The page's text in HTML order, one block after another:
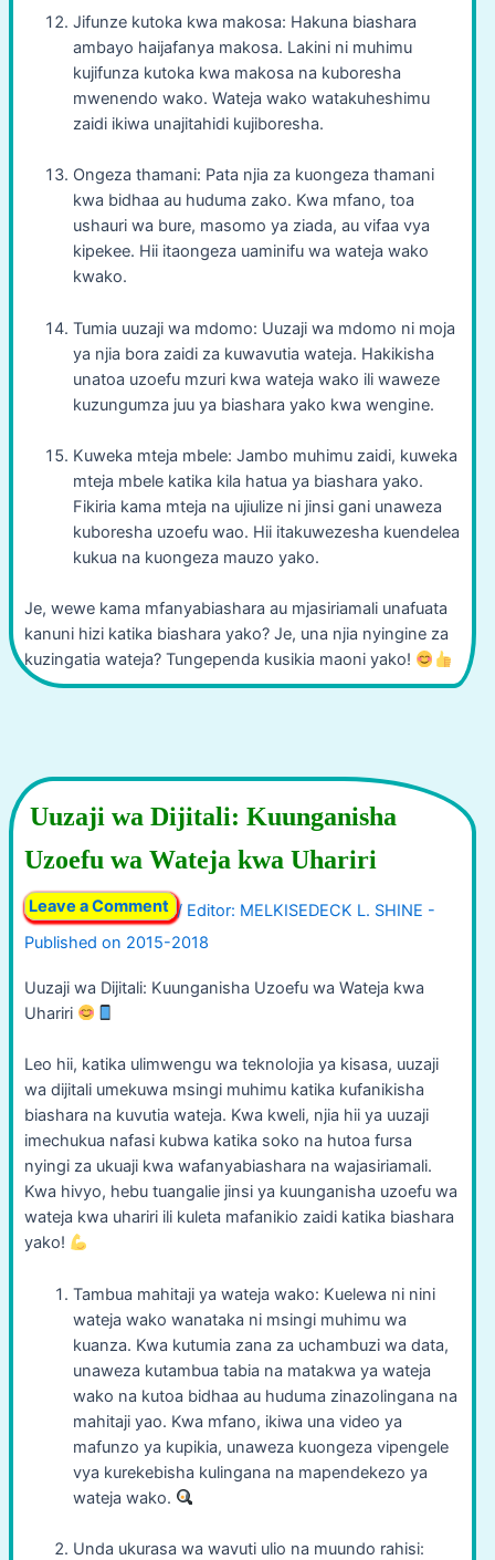
Jifunze kutoka kwa makosa: Hakuna biashara
ambayo haijafanya makosa. Lakini ni muhimu
kujifunza kutoka kwa makosa na kuboresha
mwenendo wako. Wateja wako watakuheshimu
zaidi ikiwa unajitahidi kujiboresha.
Ongeza thamani: Pata njia za kuongeza thamani
kwa bidhaa au huduma zako. Kwa mfano, toa
ushauri wa bure, masomo ya ziada, au vifaa vya
kipekee. Hii itaongeza uaminifu wa wateja wako
kwako.
Tumia uuzaji wa mdomo: Uuzaji wa mdomo ni moja
ya njia bora zaidi za kuwavutia wateja. Hakikisha
unatoa uzoefu mzuri kwa wateja wako ili waweze
kuzungumza juu ya biashara yako kwa wengine.
Kuweka mteja mbele: Jambo muhimu zaidi, kuweka
mteja mbele katika kila hatua ya biashara yako.
Fikiria kama mteja na ujiulize ni jinsi gani unaweza
kuboresha uzoefu wao. Hii itakuwezesha kuendelea
kukua na kuongeza mauzo yako.
Je, wewe kama mfanyabiashara au mjasiriamali unafuata
kanuni hizi katika biashara yako? Je, una njia nyingine za
kuzingatia wateja? Tungependa kusikia maoni yako!
Uuzaji wa Dijitali: Kuunganisha
Uzoefu wa Wateja kwa Uhariri
Leave a Comment /
Uuzaji wa Dijitali: Kuunganisha Uzoefu wa Wateja kwa
Uhariri
Leo hii, katika ulimwengu wa teknolojia ya kisasa, uuzaji
wa dijitali umekuwa msingi muhimu katika kufanikisha
biashara na kuvutia wateja. Kwa kweli, njia hii ya uuzaji
imechukua nafasi kubwa katika soko na hutoa fursa
nyingi za ukuaji kwa wafanyabiashara na wajasiriamali.
Kwa hivyo, hebu tuangalie jinsi ya kuunganisha uzoefu wa
wateja kwa uhariri ili kuleta mafanikio zaidi katika biashara
yako!
Tambua mahitaji ya wateja wako: Kuelewa ni nini
wateja wako wanataka ni msingi muhimu wa
kuanza. Kwa kutumia zana za uchambuzi wa data,
unaweza kutambua tabia na matakwa ya wateja
wako na kutoa bidhaa au huduma zinazolingana na
mahitaji yao. Kwa mfano, ikiwa una video ya
mafunzo ya kupikia, unaweza kuongeza vipengele
vya kurekebisha kulingana na mapendekezo ya
wateja wako.
Unda ukurasa wa wavuti ulio na muundo rahisi: